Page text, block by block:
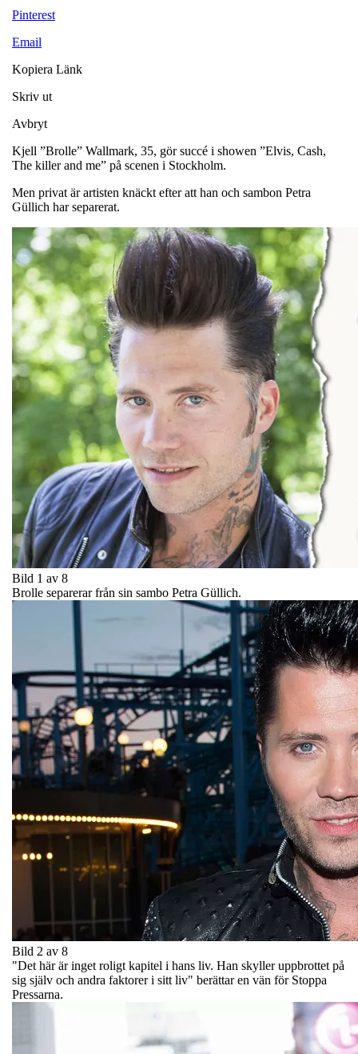
Pinterest
Email
Kopiera Länk
Skriv ut
Avbryt
Kjell ”Brolle” Wallmark, 35, gör succé i showen ”Elvis, Cash,
The killer and me” på scenen i Stockholm.
Men privat är artisten knäckt efter att han och sambon Petra
Güllich har separerat.
Bild 1 av 8
Brolle separerar från sin sambo Petra Güllich.
Bild 2 av 8
"Det här är inget roligt kapitel i hans liv. Han skyller uppbrottet på
sig själv och andra faktorer i sitt liv" berättar en vän för Stoppa
Pressarna.